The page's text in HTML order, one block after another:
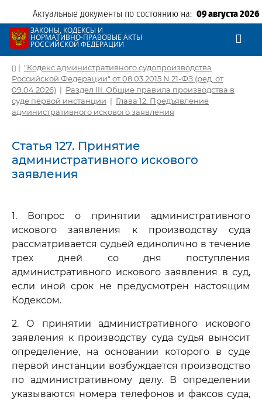
Актуальные документы по состоянию на: 09 августа 2026
ЗАКОНЫ, КОДЕКСЫ И
НОРМАТИВНО-ПРАВОВЫЕ АКТЫ
РОССИЙСКОЙ ФЕДЕРАЦИИ
| "Кодекс административного судопроизводства
Российской Федерации" от 08.03.2015 N 21-ФЗ (ред. от
09.04.2026) | Раздел III. Общие правила производства в
суде первой инстанции | Глава 12. Предъявление
административного искового заявления
Статья 127. Принятие
административного искового
заявления
1. Вопрос о принятии административного
искового заявления к производству суда
рассматривается судьей единолично в течение
трех дней со дня поступления
административного искового заявления в суд,
если иной срок не предусмотрен настоящим
Кодексом.
2. О принятии административного искового
заявления к производству суда судья выносит
определение, на основании которого в суде
первой инстанции возбуждается производство
по административному делу. В определении
указываются номера телефонов и факсов суда,